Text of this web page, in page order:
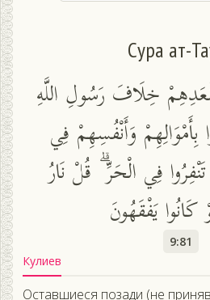
Сура ат-
خِلَافَ رَسُولِ اللَّهِ
وَأَنْفُسِهِمْ فِي
فِي الْحَرِّ ۗ قُلْ نَارُ
يَفْقَهُونَ
9:81
Кулиев
Оставшиеся позади (не